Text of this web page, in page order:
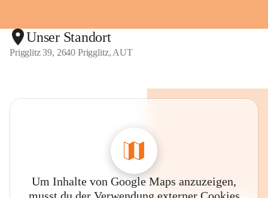
Unser Standort
Prigglitz 39, 2640 Prigglitz, AUT
Um Inhalte von Google Maps anzuzeigen,